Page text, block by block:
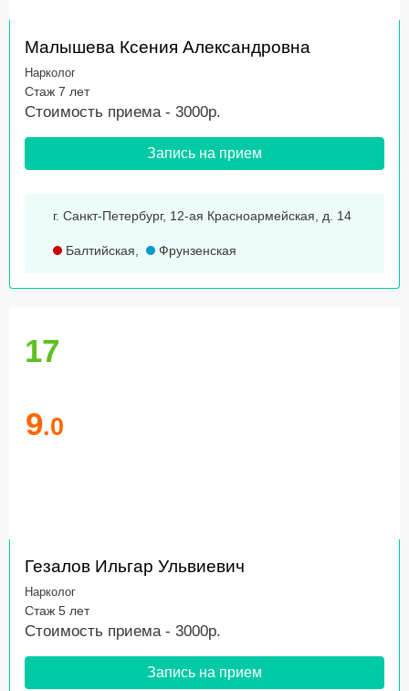
Малышева Ксения Александровна
Нарколог
Стаж 7 лет
Стоимость приема - 3000р.
Запись на прием
г. Санкт-Петербург, 12-ая Красноармейская, д. 14
Балтийская, Фрунзенская
17
9.0
Гезалов Ильгар Ульвиевич
Нарколог
Стаж 5 лет
Стоимость приема - 3000р.
Запись на прием